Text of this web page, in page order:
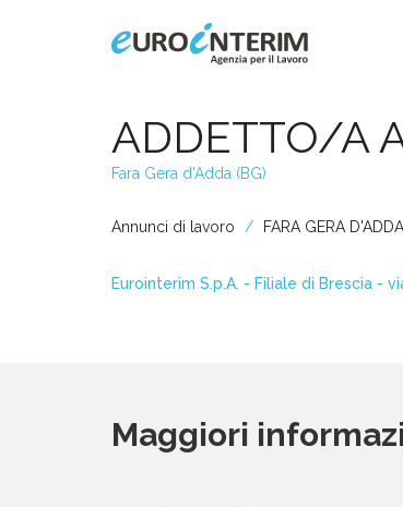
Home
Chi Siamo
Aziende
Filiali
ADDETTO/A
Fara Gera d'Adda (BG)
Annunci di lavoro FARA GERA D'ADDA
Eurointerim S.p.A. - Filiale di Brescia -
Maggiori